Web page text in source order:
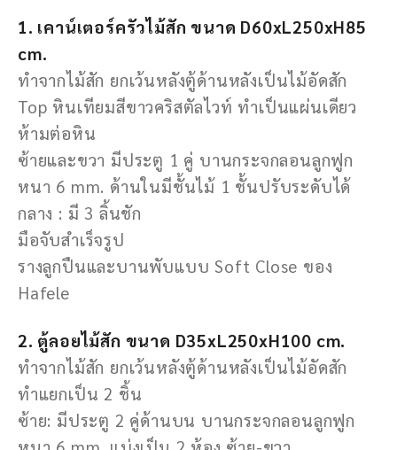
1. เคาน์เตอร์ครัวไม้สัก ขนาด D60xL250xH85
cm.
ทําจากไม้สัก ยกเว้นหลังตู้ด้านหลังเป็นไม้อัดสัก
Top หินเทียมสีขาวคริสตัลไวท์ ทําเป็นแผ่นเดียว
ห้ามต่อหิน
ซ้ายและขวา มีประตู 1 คู่ บานกระจกลอนลูกฟูก
หนา 6 mm. ด้านในมีชั้นไม้ 1 ชั้นปรับระดับได้
กลาง : มี 3 ลิ้นชัก
มือจับสําเร็จรูป
รางลูกปืนและบานพับแบบ Soft Close ของ
Hafele
2. ตู้ลอยไม้สัก ขนาด D35xL250xH100 cm.
ทําจากไม้สัก ยกเว้นหลังตู้ด้านหลังเป็นไม้อัดสัก
ทําแยกเป็น 2 ชิ้น
ซ้าย: มีประตู 2 คู่ด้านบน บานกระจกลอนลูกฟูก